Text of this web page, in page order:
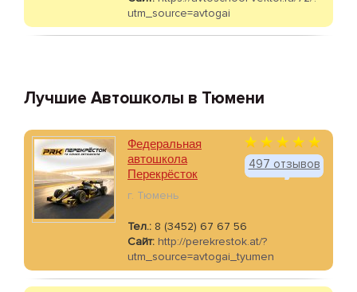
utm_source=avtogai
Лучшие Автошколы в Тюмени
497 отзывов
Федеральная
автошкола
Перекрёсток
г. Тюмень
Тел.: 8 (3452) 67 67 56
Сайт: http://perekrestok.at/?
utm_source=avtogai_tyumen